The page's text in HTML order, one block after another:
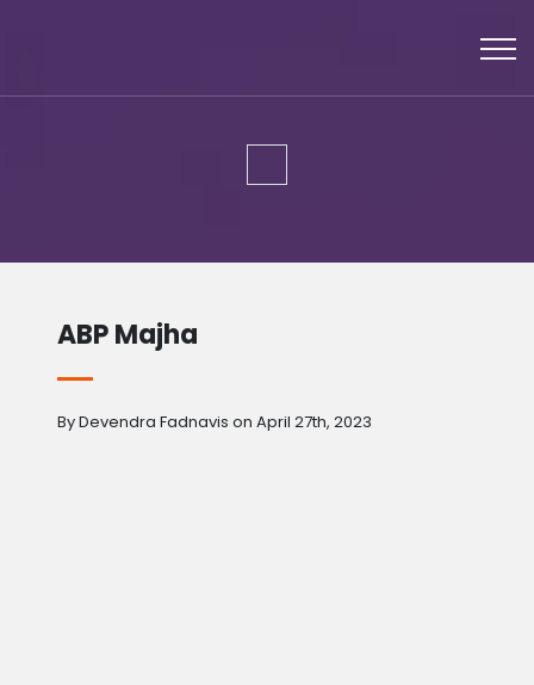
ABP Majha
By Devendra Fadnavis on April 27th, 2023